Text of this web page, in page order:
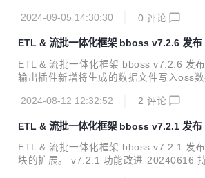
于nacos服务发现功能 es客户端改进：增
源停止后，相应的ClientInterface api抛出
常；数据源重启后，相应的
调用，提供相应的测试用例
2024-09-05 14:30:30 0 评论
ETL & 流批一体化框架 bboss v7.2.6 发布
ETL & 流批一体化框架 bboss v7.2.6 发
输出插件新增将生成的数据文件写入oss数
Postgresql分页查询失败问题 功能改进：
存在多线程安全隐患 文件输出插件改进：
数据库minio功能，使用案例：抽取
件，并写入oss数据库minio 问题修复：修
2024-08-12 12:32:52 2 评论
ETL & 流批一体化框架 bboss v7.2.1 发布
ETL & 流批一体化框架 bboss v7.2.1 发
块的扩展。 v7.2.1 功能改进-20240616